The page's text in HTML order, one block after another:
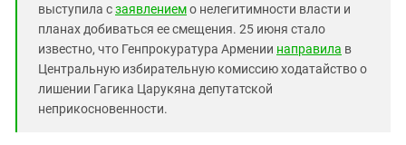
выступила сзаявлениемо нелегитимности власти и
планах добиваться ее смещения. 25 июня стало
известно, что Генпрокуратура Армении направила в
Центральную избирательную комиссию ходатайство о
лишении Гагика Царукяна депутатской
неприкосновенности.